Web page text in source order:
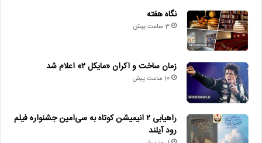
نگاه هفته
3 ساعت پیش
زمان ساخت و اکران «مایکل ۲» اعلام شد
10 ساعت پیش
راهیابی ۲ انیمیشن کوتاه به سی‌امین جشنواره فیلم
رود آیلند